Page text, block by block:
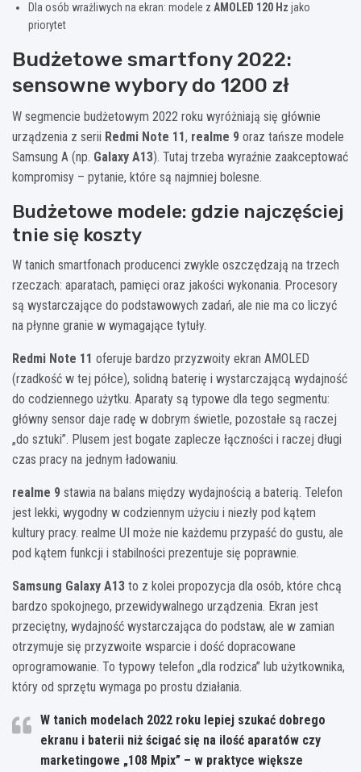
Dla osób wrażliwych na ekran: modele z AMOLED 120 Hz jako
priorytet
Budżetowe smartfony 2022:
sensowne wybory do 1200 zł
W segmencie budżetowym 2022 roku wyróżniają się głównie
urządzenia z serii Redmi Note 11, realme 9 oraz tańsze modele
Samsung A (np. Galaxy A13). Tutaj trzeba wyraźnie zaakceptować
kompromisy – pytanie, które są najmniej bolesne.
Budżetowe modele: gdzie najczęściej
tnie się koszty
W tanich smartfonach producenci zwykle oszczędzają na trzech
rzeczach: aparatach, pamięci oraz jakości wykonania. Procesory
są wystarczające do podstawowych zadań, ale nie ma co liczyć
na płynne granie w wymagające tytuły.
Redmi Note 11 oferuje bardzo przyzwoity ekran AMOLED
(rzadkość w tej półce), solidną baterię i wystarczającą wydajność
do codziennego użytku. Aparaty są typowe dla tego segmentu:
główny sensor daje radę w dobrym świetle, pozostałe są raczej
„do sztuki”. Plusem jest bogate zaplecze łączności i raczej długi
czas pracy na jednym ładowaniu.
realme 9 stawia na balans między wydajnością a baterią. Telefon
jest lekki, wygodny w codziennym użyciu i niezły pod kątem
kultury pracy. realme UI może nie każdemu przypaść do gustu, ale
pod kątem funkcji i stabilności prezentuje się poprawnie.
Samsung Galaxy A13 to z kolei propozycja dla osób, które chcą
bardzo spokojnego, przewidywalnego urządzenia. Ekran jest
przeciętny, wydajność wystarczająca do podstaw, ale w zamian
otrzymuje się przyzwoite wsparcie i dość dopracowane
oprogramowanie. To typowy telefon „dla rodzica” lub użytkownika,
który od sprzętu wymaga po prostu działania.
W tanich modelach 2022 roku lepiej szukać dobrego
ekranu i baterii niż ścigać się na ilość aparatów czy
marketingowe „108 Mpix” – w praktyce większe